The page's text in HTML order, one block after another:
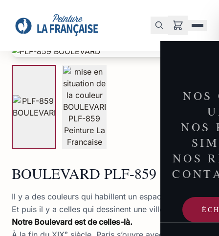
NOS
NOS
NOS
BOULEVARD PLF-859
Il y a des couleurs qui habillent un espace.
Et puis il y a celles qui dessinent une ville.
Notre Boulevard est de celles-là.